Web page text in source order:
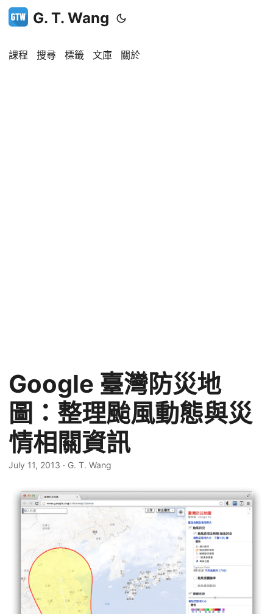
G. T. Wang
課程 搜尋 標籤 文庫 關於
Google 臺灣防災地
圖：整理颱風動態與災
情相關資訊
July 11, 2013 · G. T. Wang